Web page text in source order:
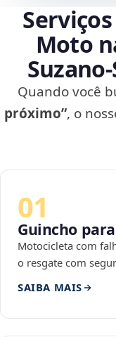
Moto
Quando você
próximo”, o
01
Guincho
Motocicleta com
o resgate com
SAIBA MAIS